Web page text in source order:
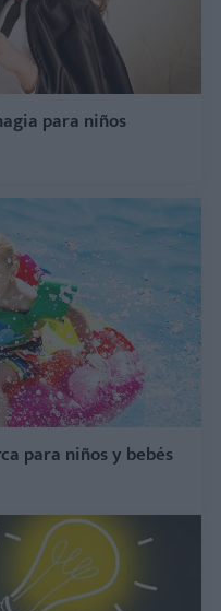
para niños
para niños y bebés